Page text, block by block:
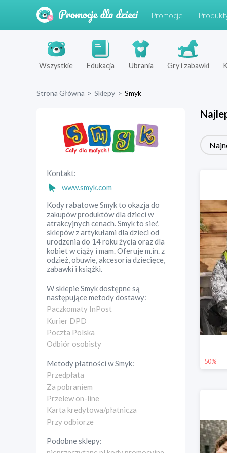
Promocje
Wszystkie Edukacja Ubrania Gry i zabawki
Strona Główna > Sklepy > Smyk
Kontakt:
www.smyk.com
Kody rabatowe Smyk to okazja do
zakupów produktów dla dzieci w
atrakcyjnych cenach. Smyk to sieć
sklepów z artykułami dla dzieci od
urodzenia do 14 roku życia oraz dla
kobiet w ciąży i mam. Oferuje m.in. z
odzież, obuwie, akcesoria dziecięce,
zabawki i książki.
W sklepieSmykdostępne są
następujące metody dostawy:
Paczkomaty InPost
Kurier DPD
Poczta Polska
Odbiór osobisty
Metody płatności wSmyk:
Przedpłata
Za pobraniem
Przelew on-line
Karta kredytowa/płatnicza
Przy odbiorze
Podobne sklepy:
50%